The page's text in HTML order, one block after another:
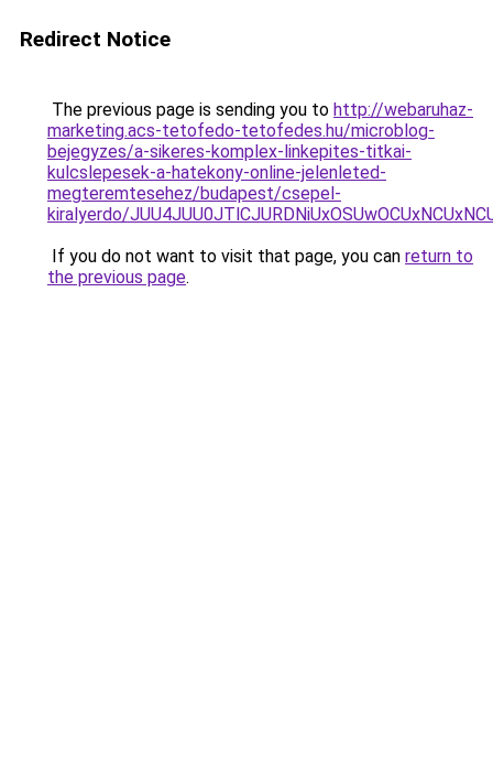
Redirect Notice
The previous page is sending you to http://webaruhaz-
marketing.acs-tetofedo-tetofedes.hu/microblog-
bejegyzes/a-sikeres-komplex-linkepites-titkai-
kulcslepesek-a-hatekony-online-jelenleted-
megteremtesehez/budapest/csepel-
kiralyerdo/
If you do not want to visit that page, you can return to
the previous page.